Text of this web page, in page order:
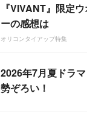
『VIVANT』限定
ーの感想は
オリコンタイアップ特集
2026年7月夏ドラ
勢ぞろい！